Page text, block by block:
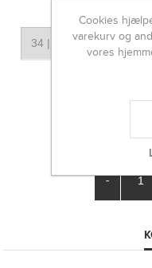
-
Cookies
varekurv og
vores